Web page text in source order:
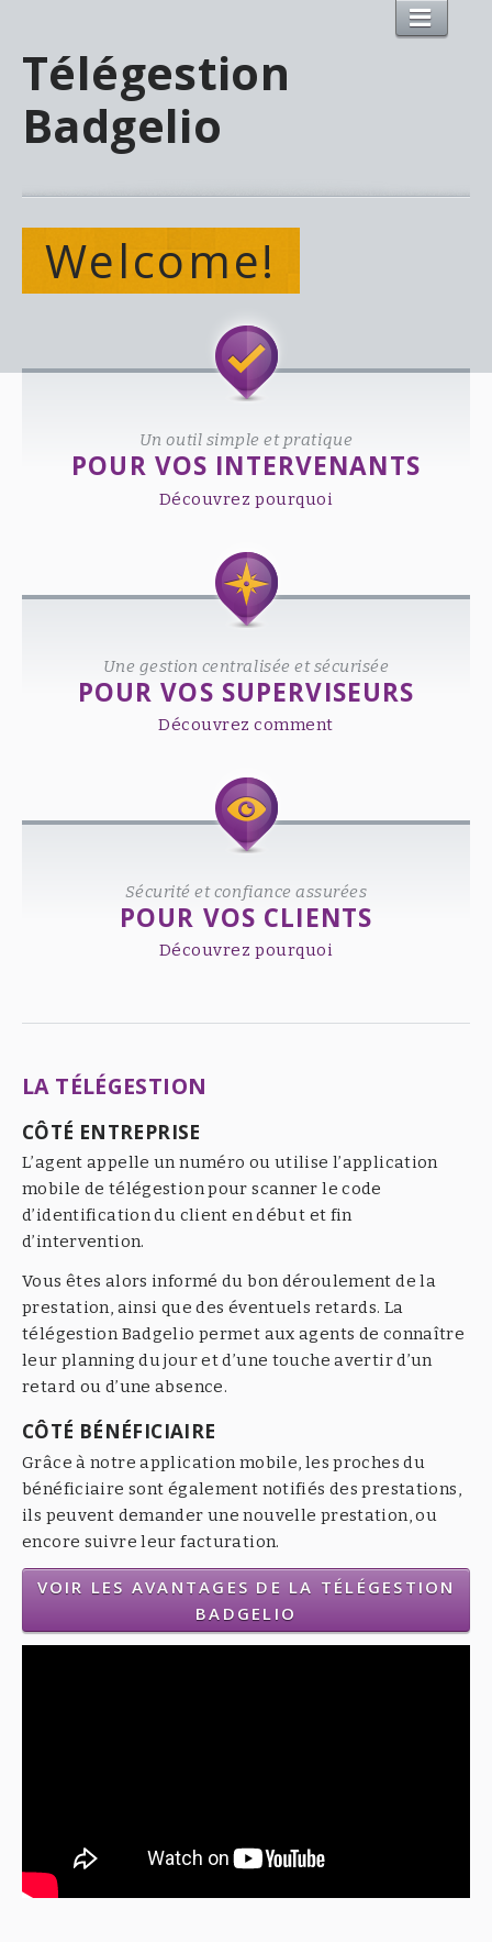
Télégestion
Badgelio
Welcome!
Un outil simple et pratique
POUR VOS INTERVENANTS
Découvrez pourquoi
Une gestion centralisée et sécurisée
POUR VOS SUPERVISEURS
Découvrez comment
Sécurité et confiance assurées
POUR VOS CLIENTS
Découvrez pourquoi
LA TÉLÉGESTION
CÔTÉ ENTREPRISE
L’agent appelle un numéro ou utilise l’application
mobile de télégestion pour scanner le code
d’identification du client en début et fin
d’intervention.
Vous êtes alors informé du bon déroulement de la
prestation, ainsi que des éventuels retards. La
télégestion Badgelio permet aux agents de connaître
leur planning du jour et d’une touche avertir d’un
retard ou d’une absence.
CÔTÉ BÉNÉFICIAIRE
Grâce à notre application mobile, les proches du
bénéficiaire sont également notifiés des prestations,
ils peuvent demander une nouvelle prestation, ou
encore suivre leur facturation.
VOIR LES AVANTAGES DE LA TÉLÉGESTION
BADGELIO